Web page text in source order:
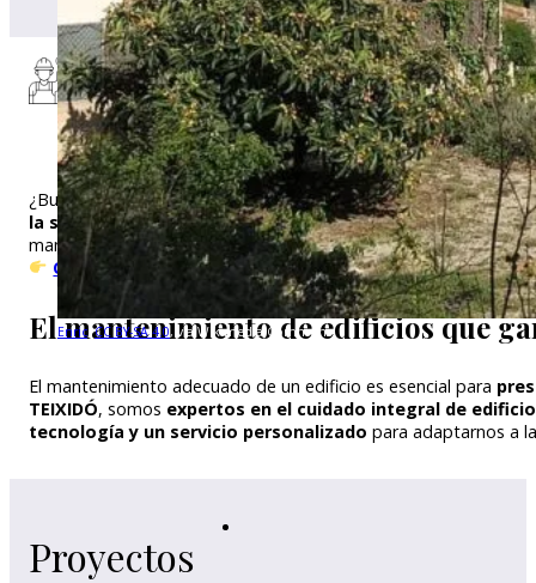
Enric,CC BY-SA 4.0, via Wikimedia Commons
Más que mantenimiento,
¿Buscas unservicio profesional y eficientepara el
la seguridad, funcionalidad y estéticade tus instalaciones.
mantener todo en perfecto estado.
Contáctanos hoy mismo y solicita tu presupuesto
El mantenimiento de edificios que
El mantenimiento adecuado de un edificio es esencial para
TEIXIDÓ, somos expertos en el cuidado integral de
tecnología y un servicio personalizado para adaptarnos a
Proyectos